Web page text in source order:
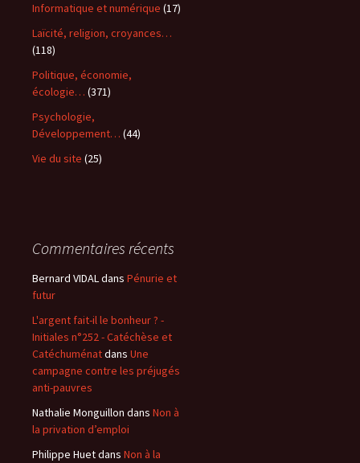
Informatique et numérique (17)
Laïcité, religion, croyances…
(118)
Politique, économie,
écologie… (371)
Psychologie,
Développement… (44)
Vie du site (25)
Commentaires récents
Bernard VIDALdans Pénurie et
futur
L'argent fait-il le bonheur ? -
Initiales n°252 - Catéchèse et
Catéchuménatdans Une
campagne contre les préjugés
anti-pauvres
Nathalie Monguillon dans Non à
la privation d’emploi
Philippe Huetdans Non à la